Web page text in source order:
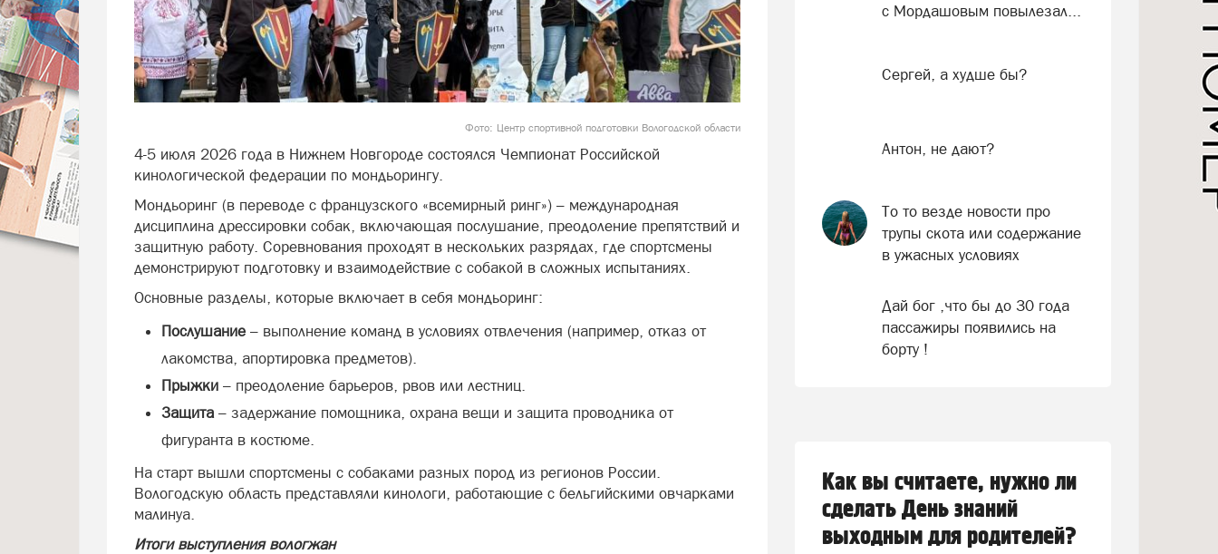
Фото: Центр спортивной подготовки Вологодской области
4-5 июля 2026 года в Нижнем Новгороде состоялся Чемпионат Российской
кинологической федерации по мондьорингу.
Мондьоринг (в переводе с французского «всемирный ринг») – международная
дисциплина дрессировки собак, включающая послушание, преодоление препятствий и
защитную работу. Соревнования проходят в нескольких разрядах, где спортсмены
демонстрируют подготовку и взаимодействие с собакой в сложных испытаниях.
Основные разделы, которые включает в себя мондьоринг:
Послушание – выполнение команд в условиях отвлечения (например, отказ от
лакомства, апортировка предметов).
Прыжки – преодоление барьеров, рвов или лестниц.
Защита – задержание помощника, охрана вещи и защита проводника от
фигуранта в костюме.
На старт вышли спортсмены с собаками разных пород из регионов России.
Вологодскую область представляли кинологи, работающие с бельгийскими овчарками
малинуа.
Итоги выступления вологжан
с Мордашовым повылезал...
Сергей, а худше бы?
Антон, не дают?
То то везде новости про
трупы скота или содержание
в ужасных условиях
Дай бог ,что бы до 30 года
пассажиры появились на
борту !
Как вы считаете, нужно ли
сделать День знаний
выходным для родителей?